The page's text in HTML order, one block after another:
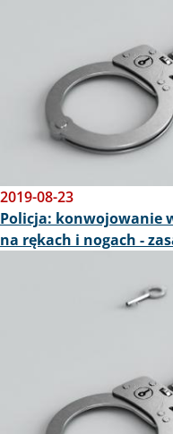
2019-08-23
Policja: konwojowanie
na rękach i nogach -